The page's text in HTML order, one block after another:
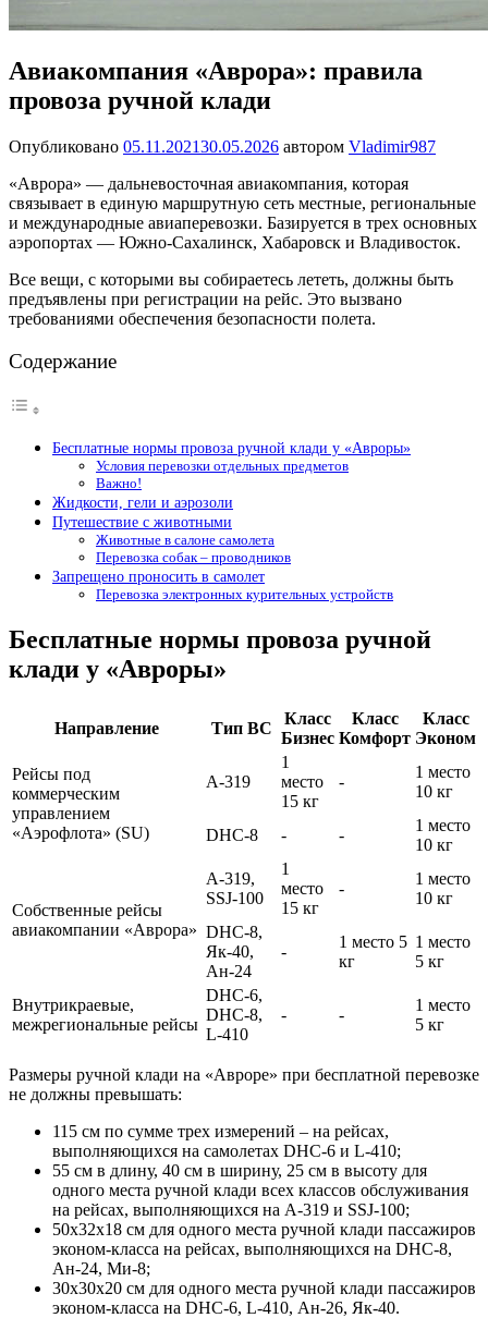
Авиакомпания «Аврора»: правила
провоза ручной клади
Опубликовано 05.11.202130.05.2026 автором Vladimir987
«Аврора» — дальневосточная авиакомпания, которая
связывает в единую маршрутную сеть местные, региональные
и международные авиаперевозки. Базируется в трех основных
аэропортах — Южно-Сахалинск, Хабаровск и Владивосток.
Все вещи, с которыми вы собираетесь лететь, должны быть
предъявлены при регистрации на рейс. Это вызвано
требованиями обеспечения безопасности полета.
Содержание
Бесплатные нормы провоза ручной клади у «Авроры»
Условия перевозки отдельных предметов
Важно!
Жидкости, гели и аэрозоли
Путешествие с животными
Животные в салоне самолета
Перевозка собак – проводников
Запрещено проносить в самолет
Перевозка электронных курительных устройств
Бесплатные нормы провоза ручной
клади у «Авроры»
Направление Тип ВС
Класс
Бизнес
Класс
Комфорт
Класс
Эконом
Рейсы под
коммерческим
управлением
«Аэрофлота» (SU)
A-319
1
место
15 кг
-
1 место
10 кг
DHC-8 - -
1 место
10 кг
Собственные рейсы
авиакомпании «Аврора»
A-319,
SSJ-100
1
место
15 кг
-
1 место
10 кг
DHC-8,
Як-40,
Ан-24
-
1 место 5
кг
1 место
5 кг
Внутрикраевые,
межрегиональные рейсы
DHC-6,
DHC-8,
L-410
- -
1 место
5 кг
Размеры ручной клади на «Авроре» при бесплатной перевозке
не должны превышать:
115 см по сумме трех измерений – на рейсах,
выполняющихся на самолетах DHC-6 и L-410;
55 см в длину, 40 см в ширину, 25 см в высоту для
одного места ручной клади всех классов обслуживания
на рейсах, выполняющихся на A-319 и SSJ-100;
50х32х18 см для одного места ручной клади пассажиров
эконом-класса на рейсах, выполняющихся на DHC-8,
Ан-24, Ми-8;
30х30х20 см для одного места ручной клади пассажиров
эконом-класса на DHC-6, L-410, Ан-26, Як-40.